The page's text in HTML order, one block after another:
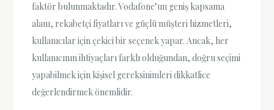
faktör bulunmaktadır. Vodafone’un geniş kapsama
alanı, rekabetçi fiyatları ve güçlü müşteri hizmetleri,
kullanıcılar için çekici bir seçenek yapar. Ancak, her
kullanıcının ihtiyaçları farklı olduğundan, doğru seçimi
yapabilmek için kişisel gereksinimleri dikkatlice
değerlendirmek önemlidir.